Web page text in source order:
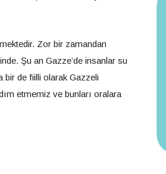
Zor bir zamandan
Şu an Gazze’de insanlar su
bir de fiilli olarak Gazzeli
etmemiz ve bunları oralara